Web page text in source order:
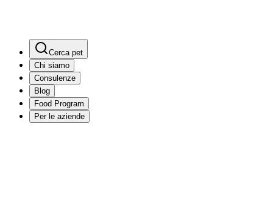
Cerca pet
Chi siamo
Consulenze
Blog
Food Program
Per le aziende